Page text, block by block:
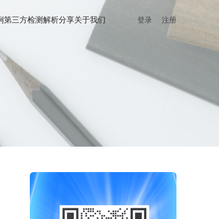
第三方检测解析分享关于我们 登录 注册